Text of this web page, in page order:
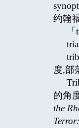
约翰
度,部
的角
the